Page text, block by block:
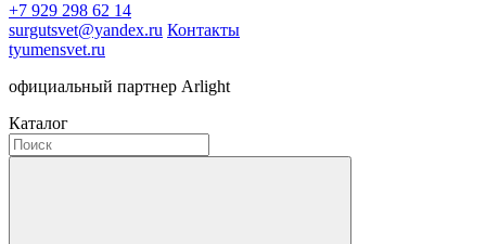
+7 929 298 62 14
surgutsvet@yandex.ru Контакты
tyumensvet.ru
официальный партнер Arlight
Каталог